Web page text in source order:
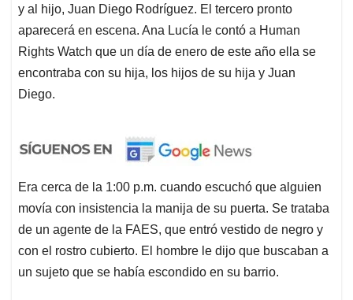
y al hijo, Juan Diego Rodríguez. El tercero pronto
aparecerá en escena. Ana Lucía le contó a Human
Rights Watch que un día de enero de este año ella se
encontraba con su hija, los hijos de su hija y Juan
Diego.
Era cerca de la 1:00 p.m. cuando escuchó que alguien
movía con insistencia la manija de su puerta. Se trataba
de un agente de la FAES, que entró vestido de negro y
con el rostro cubierto. El hombre le dijo que buscaban a
un sujeto que se había escondido en su barrio.